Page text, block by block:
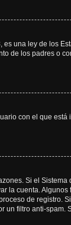
una ley de los
de los padres o
con el que
Si el
la cuenta.
de
filtro anti-